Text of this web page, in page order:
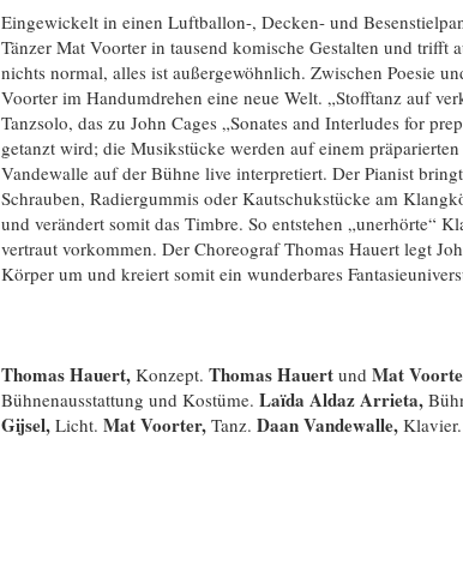
Eingewickelt in einen Luftballon-, Decken- und
Tänzer Mat Voorter in tausend komische Gestalten und trifft
nichts normal, alles ist außergewöhnlich. Zwischen Poesie
Voorter im Handumdrehen eine neue Welt. „Stofftanz auf
Tanzsolo, das zu John Cages „Sonates and Interludes for
getanzt wird; die Musikstücke werden auf einem
Vandewalle auf der Bühne live interpretiert. Der Pianist
Schrauben, Radiergummis oder Kautschukstücke am
und verändert somit das Timbre. So entstehen „unerhörte“
vertraut vorkommen. Der Choreograf Thomas Hauert legt
Körper um und kreiert somit ein wunderbares
Thomas Hauert, Konzept. Thomas Hauert und Mat
Bühnenausstattung und Kostüme. Laïda Aldaz Arrieta,
Gijsel, Licht. Mat Voorter, Tanz. Daan Vandewalle, Klavier.